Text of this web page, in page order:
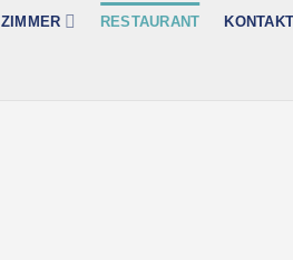
ZIMMER RESTAURANT KONTAKT